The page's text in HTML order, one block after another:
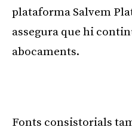
plataforma Salvem
assegura que hi
abocaments.
Fonts consistorials